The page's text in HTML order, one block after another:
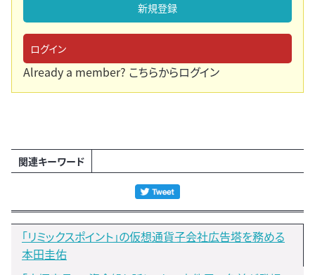
新規登録
ログイン
Already a member? こちらからログイン
関連キーワード
「リミックスポイント」の仮想通貨子会社広告塔を務める
本田圭佑